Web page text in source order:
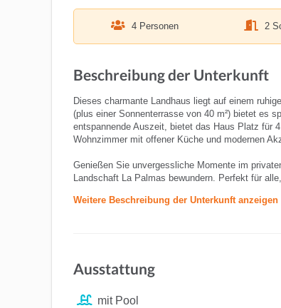
4 Personen 2
Beschreibung der Unterkunft
Dieses charmante Landhaus liegt auf einem
(plus einer Sonnenterrasse von 40 m²) bietet es
entspannende Auszeit, bietet das Haus Platz für
Wohnzimmer mit offener Küche und modernen
Genießen Sie unvergessliche Momente im
Landschaft La Palmas bewundern. Perfekt für
Weitere Beschreibung der Unterkunft anzeigen
Ausstattung
mit Pool